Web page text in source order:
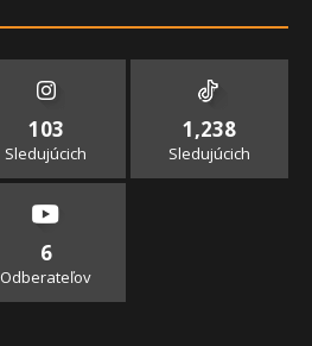
103
Sledujúcich
1,238
Sledujúcich
6
Odberateľov